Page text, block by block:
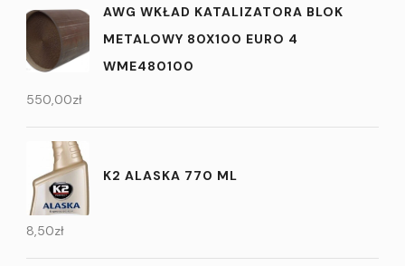
AWG WKŁAD KATALIZATORA BLOK
METALOWY 80X100 EURO 4
WME480100
550,00zł
K2 ALASKA 770 ML
8,50zł